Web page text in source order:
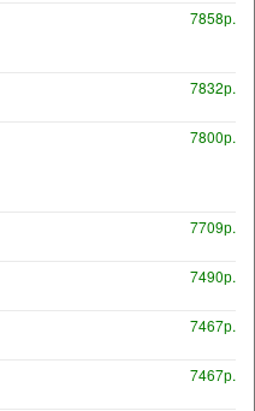
7858р.
7832р.
7800р.
7709р.
7490р.
7467р.
7467р.